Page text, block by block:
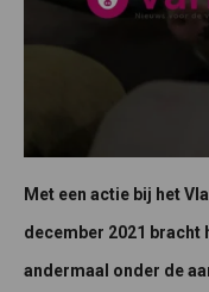
Met een actie bij het
december 2021 bracht
andermaal onder de